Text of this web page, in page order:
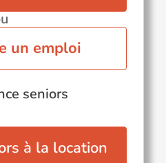
un emploi
seniors
à la location